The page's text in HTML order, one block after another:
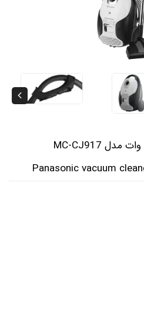
Panasonic vacuum